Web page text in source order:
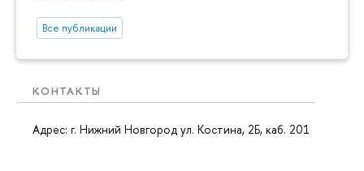
Все публикации
КОНТАКТЫ
Адрес: г. Нижний Новгород ул. Костина, 2Б, каб. 201